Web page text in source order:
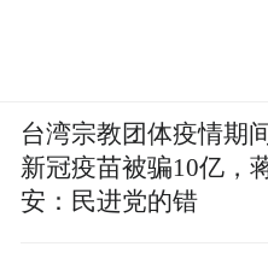
台湾宗教团体疫情期
新冠疫苗被骗10亿，
安：民进党的错